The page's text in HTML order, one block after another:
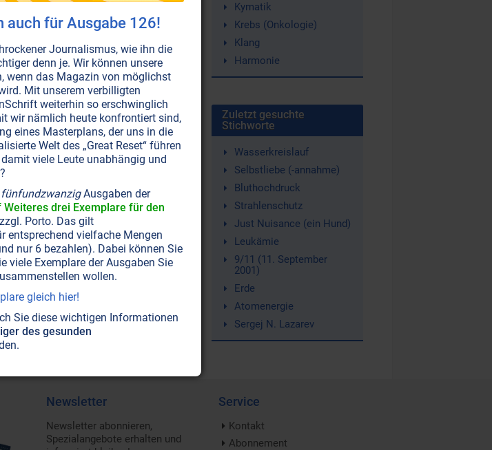
Kymatik
Krebs (Onkologie)
Klang
Harmonie
Zuletzt gesuchte
Stichworte
Wasserkreislauf
Selbstliebe (-annahme)
Bluthochdruck
Strahlenschutz
Just Nuisance (ein Hund)
Leukämie
9/11 (11. September
2001)
Erde
Atomenergie
Sergej N. Lazarev
Newsletter
Newsletter abonnieren,
Spezialangebote erhalten und
Service
Kontakt
Abonnement
auch für Ausgabe 126!
Journalismus, wie ihn die
denn je. Wir können unsere
wenn das Magazin von möglichst
Mit unserem verbilligten
weiterhin so erschwinglich
wir nämlich heute konfrontiert sind,
eines Masterplans, der uns in die
Welt des „Great Reset“ führen
viele Leute unabhängig und
fünfundzwanzigAusgaben der
Weiteres drei Exemplare für den
zzgl. Porto. Das gilt
entsprechend vielfache Mengen
nur 6 bezahlen). Dabei können Sie
viele Exemplare der Ausgaben Sie
wollen.
gleich hier!
Sie diese wichtigen Informationen
des gesunden